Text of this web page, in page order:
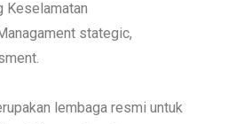
Keselamatan
stategic,
lembaga resmi untuk